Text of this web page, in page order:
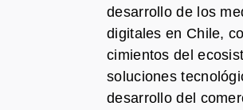
desarrollo de los
digitales en Chile,
cimientos del
soluciones
desarrollo del